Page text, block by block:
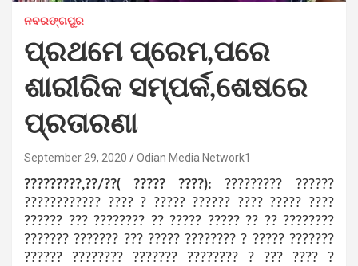
ନବରଙ୍ଗପୁର
ପ୍ରଥମେ ପ୍ରେମ,ପରେ
ଶାରୀରିକ ସମ୍ପର୍କ,ଶେଷରେ
ପ୍ରତାରଣା
September 29, 2020 Odian Media Network1
?????????,??/??( ????? ????): ????????? ??????
???????????? ???? ? ????? ?????? ???? ????? ????
?????? ??? ???????? ?? ????? ????? ?? ?? ????????
??????? ??????? ??? ????? ???????? ? ????? ???????
?????? ???????? ??????? ???????? ? ??? ???? ?